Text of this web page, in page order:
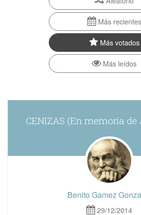
Más recientes
Más votados
Más leídos
CENIZAS (En memoria
Benito Gamez
29/12/2014